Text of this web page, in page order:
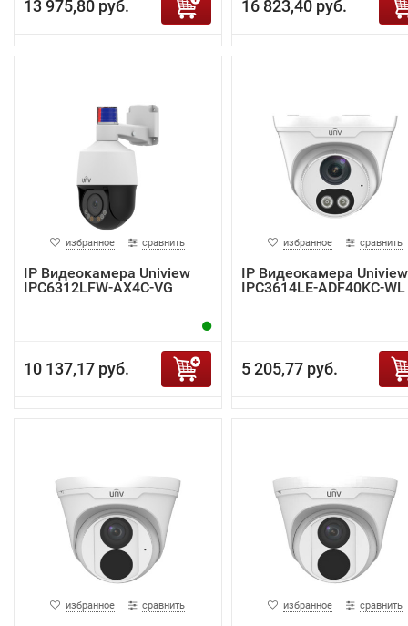
13 975,80 руб. 16 823,40 руб.
избранное сравнить
IP Видеокамера Uniview
IPC6312LFW-AX4C-VG
10 137,17 руб.
избранное сравнить
IP Видеокамера Uniview
IPC3614LE-ADF40KC-WL
5 205,77 руб.
избранное сравнить избранное сравнить